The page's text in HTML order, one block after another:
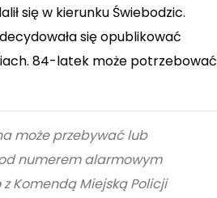
się w kierunku Świebodzic.
się opublikować
84-latek może potrzebować
może przebywać lub
numerem alarmowym
Komendą Miejską Policji